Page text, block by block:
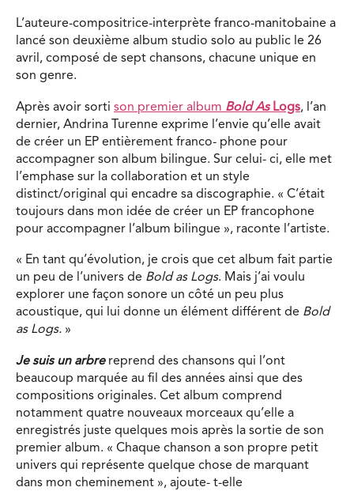
L’auteure-compositrice-interprète franco-manitobaine a
lancé son deuxième album studio solo au public le 26
avril, composé de sept chansons, chacune unique en
son genre.
Après avoir sorti son premier album Bold As Logs, l’an
dernier, Andrina Turenne exprime l’envie qu’elle avait
de créer un EP entièrement franco- phone pour
accompagner son album bilingue. Sur celui- ci, elle met
l’emphase sur la collaboration et un style
distinct/original qui encadre sa discographie. « C’était
toujours dans mon idée de créer un EP francophone
pour accompagner l’album bilingue », raconte l’artiste.
« En tant qu’évolution, je crois que cet album fait partie
un peu de l’univers de Bold as Logs. Mais j’ai voulu
explorer une façon sonore un côté un peu plus
acoustique, qui lui donne un élément différent de Bold
as Logs. »
Je suis un arbre reprend des chansons qui l’ont
beaucoup marquée au fil des années ainsi que des
compositions originales. Cet album comprend
notamment quatre nouveaux morceaux qu’elle a
enregistrés juste quelques mois après la sortie de son
premier album. « Chaque chanson a son propre petit
univers qui représente quelque chose de marquant
dans mon cheminement », ajoute- t-elle